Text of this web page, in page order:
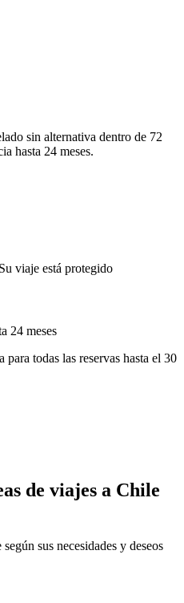
sin alternativa dentro de 72
hasta 24 meses.
viaje está protegido
24 meses
todas las reservas hasta el 30
de viajes a Chile
sus necesidades y deseos